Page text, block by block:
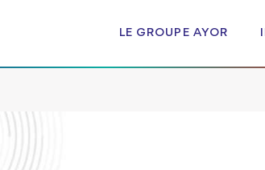
LE GROUPE AYOR